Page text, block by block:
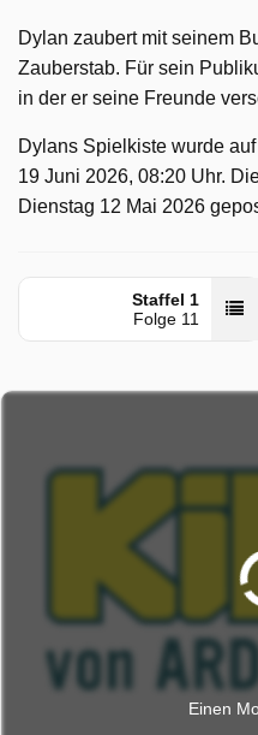
Dylan zaubert mit seinem
Zauberstab. Für sein
in der er seine Freunde
Dylans Spielkiste wurde
19 Juni 2026, 08:20 Uhr.
Dienstag 12 Mai 2026
Staffel 1
Folge 11
Einen